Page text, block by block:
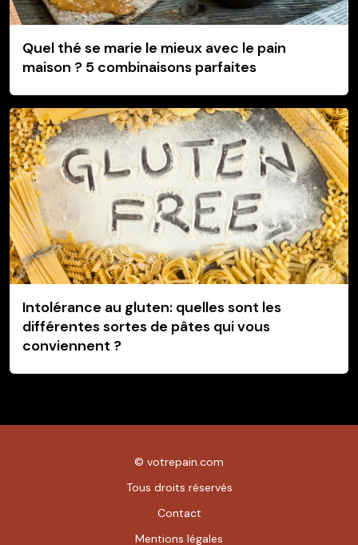
Quel thé se marie le mieux avec le pain
maison ? 5 combinaisons parfaites
Intolérance au gluten: quelles sont les
différentes sortes de pâtes qui vous
conviennent ?
© votrepain.com
Tous droits réservés
Contact
Mentions légales